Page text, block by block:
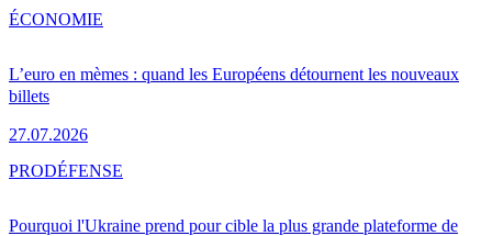
L’euro en mèmes : quand les Européens détournent les nouveaux
billets
27.07.2026
ÉCONOMIE
Pourquoi l'Ukraine prend pour cible la plus grande plateforme de
PRODÉFENSE